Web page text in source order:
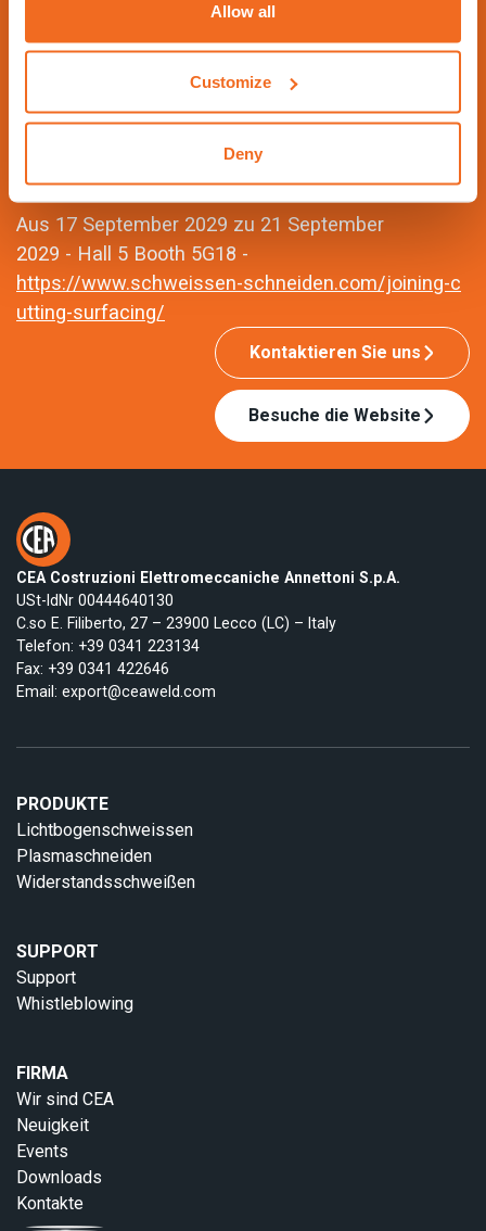
Allow all
Customize
Deny
NÄCHSTE GEPLANTE VERANSTALTUNG
Schweissen & Schneiden
2029
Aus 17 September 2029 zu 21 September
2029 - Hall 5 Booth 5G18 -
https://www.schweissen-schneiden.com/joining-c
utting-surfacing/
Kontaktieren Sie uns
Besuche die Website
CEA Costruzioni Elettromeccaniche Annettoni S.p.A.
USt-IdNr 00444640130
C.so E. Filiberto, 27 – 23900 Lecco (LC) – Italy
Telefon: +39 0341 223134
Fax: +39 0341 422646
Email: export@ceaweld.com
PRODUKTE
Lichtbogenschweissen
Plasmaschneiden
Widerstandsschweißen
SUPPORT
Support
Whistleblowing
FIRMA
Wir sind CEA
Neuigkeit
Events
Downloads
Kontakte